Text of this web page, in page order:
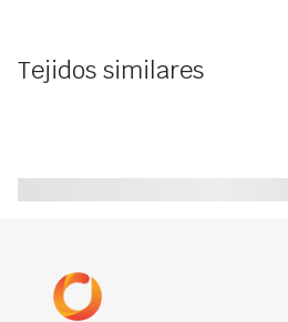
Tejidos similares